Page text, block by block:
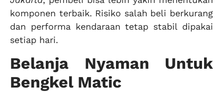
komponen terbaik. Risiko salah beli berkurang
dan performa kendaraan tetap stabil dipakai
setiap hari.
Belanja Nyaman Untuk
Bengkel Matic